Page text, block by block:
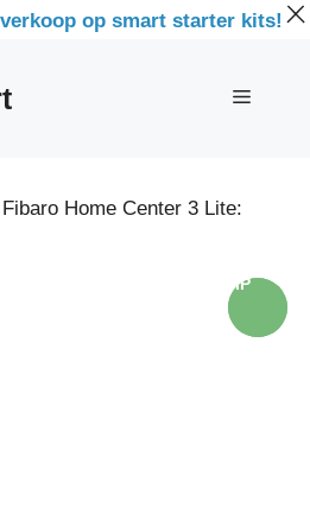
op smart starter kits!
Menu
Fibaro Home Center 3 Lite:
TIP
TIP